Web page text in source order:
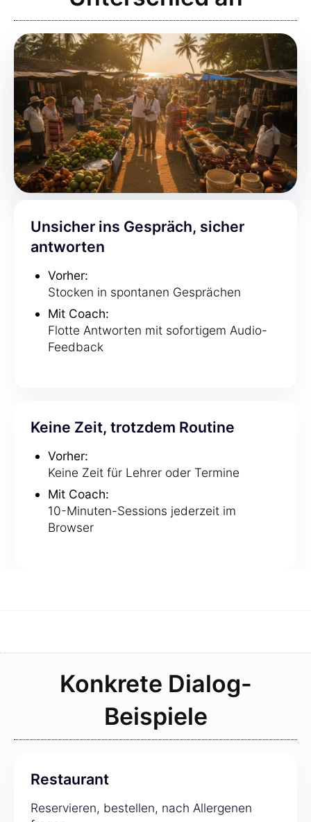
Unsicher ins Gespräch, sicher
antworten
Vorher:
Stocken in spontanen Gesprächen
Mit Coach:
Flotte Antworten mit sofortigem Audio-
Feedback
Keine Zeit, trotzdem Routine
Vorher:
Keine Zeit für Lehrer oder Termine
Mit Coach:
10-Minuten-Sessions jederzeit im
Browser
Konkrete Dialog-
Beispiele
Restaurant
Reservieren, bestellen, nach Allergenen